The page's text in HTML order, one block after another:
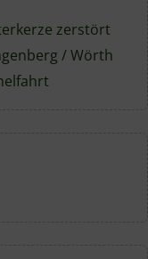
zerstört
/ Wörth